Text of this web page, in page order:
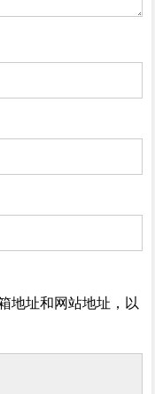
地址和网站地址，以